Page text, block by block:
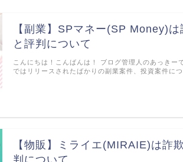
【副業】SPマネー(SP Money)は
と評判について
こんにちは！こんばんは！ ブログ管理人のあっきー
ではリリースされたばかりの副業案件、投資案件に
【物販】ミライエ(MIRAIE)は詐